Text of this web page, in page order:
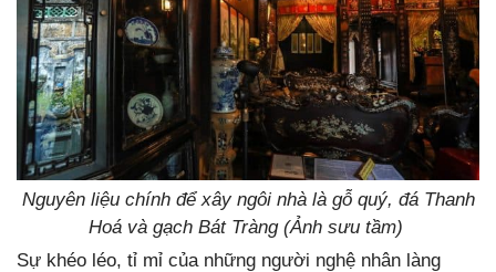
Nguyên liệu chính để xây ngôi nhà là gỗ quý, đá Thanh
Hoá và gạch Bát Tràng (Ảnh sưu tầm)
Sự khéo léo, tỉ mỉ của những người nghệ nhân làng